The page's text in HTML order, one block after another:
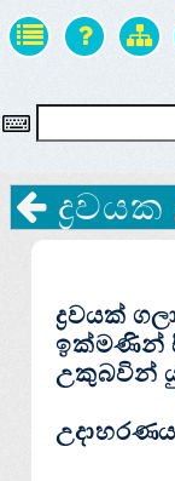
ද්‍රවයක්
ඉක්මණින්
උකුබවින්